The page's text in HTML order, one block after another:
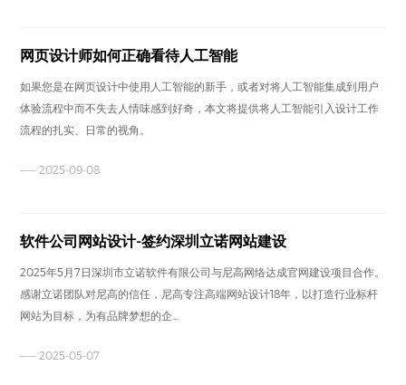
网页设计师如何正确看待人工智能
如果您是在网页设计中使用人工智能的新手，或者对将人工智能集成到用户
体验流程中而不失去人情味感到好奇，本文将提供将人工智能引入设计工作
流程的扎实、日常的视角。
—— 2025-09-08
软件公司网站设计-签约深圳立诺网站建设
2025年5月7日深圳市立诺软件有限公司与尼高网络达成官网建设项目合作。
感谢立诺团队对尼高的信任，尼高专注高端网站设计18年，以打造行业标杆
网站为目标，为有品牌梦想的企...
—— 2025-05-07